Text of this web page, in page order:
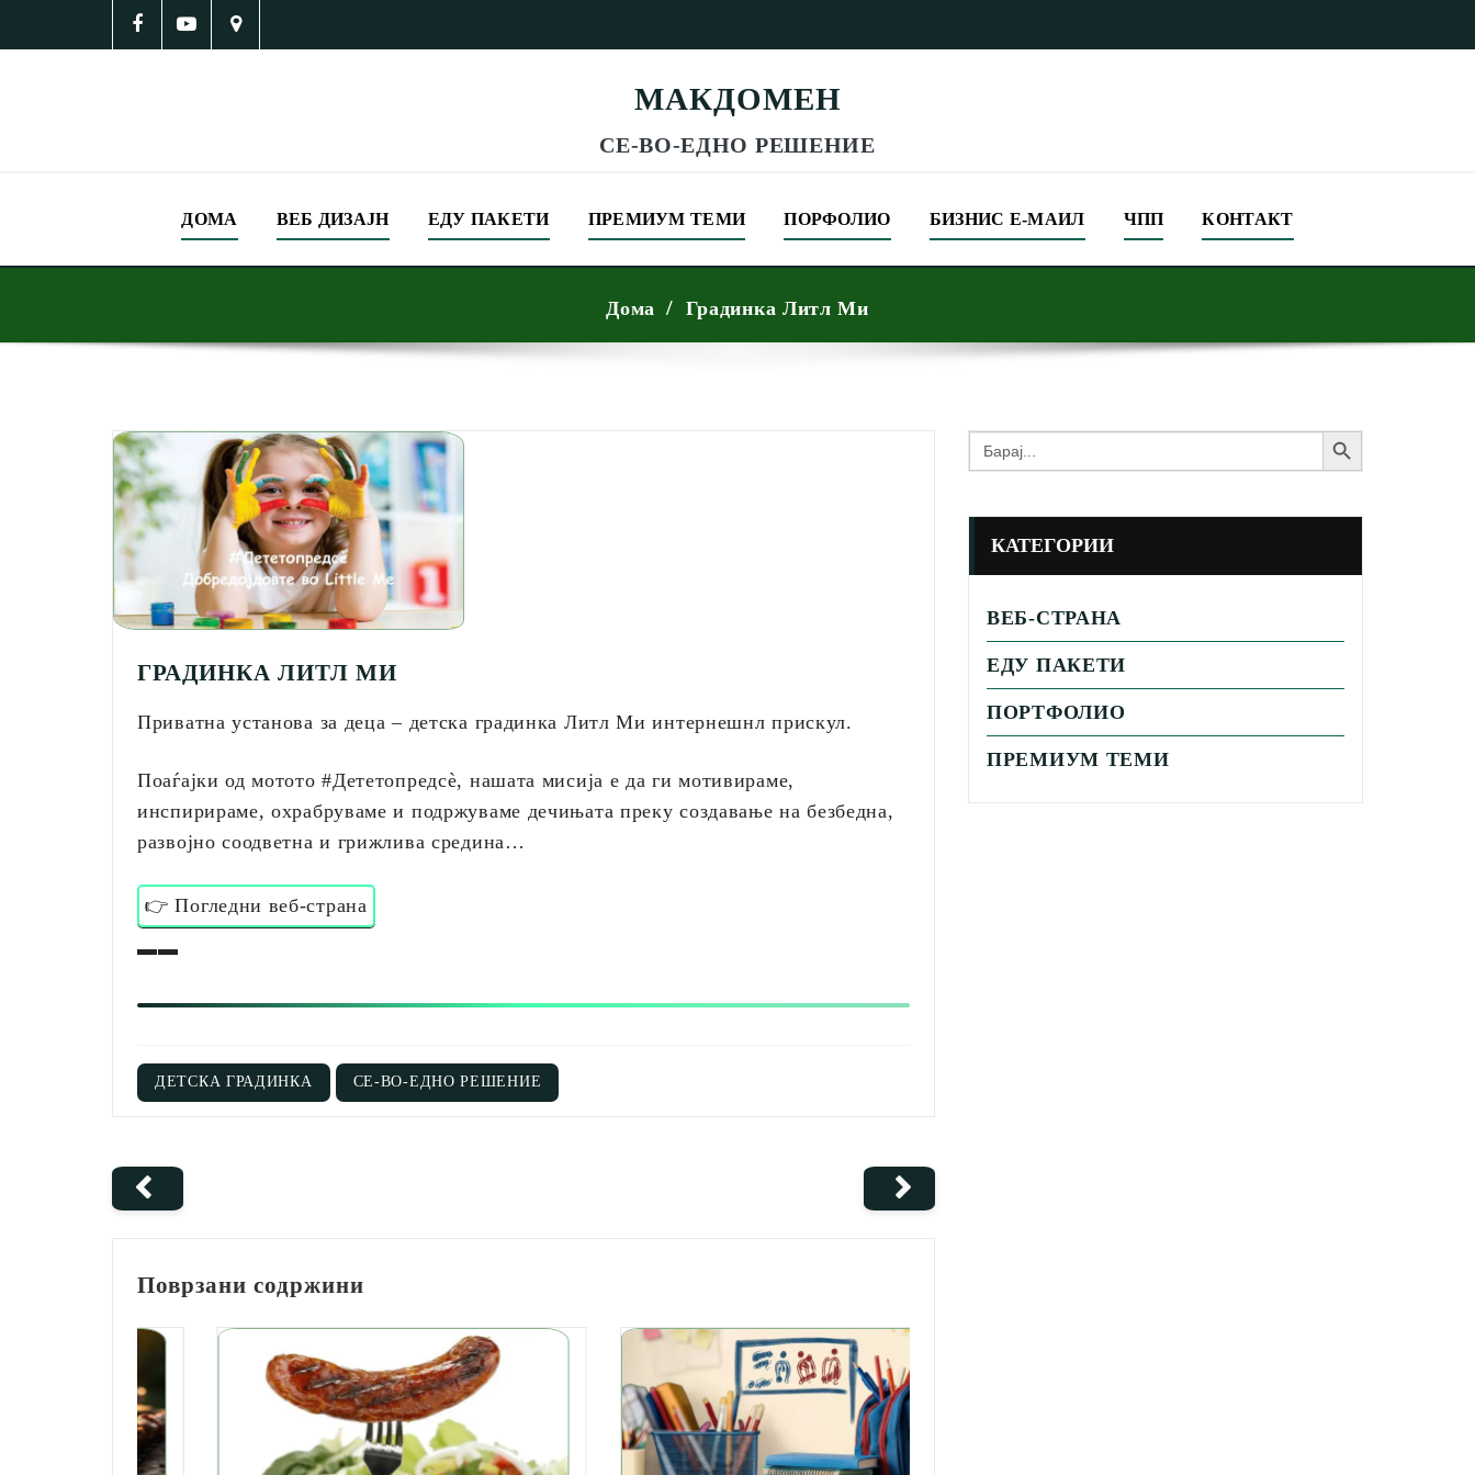
МАКДОМЕН
СЕ-ВО-ЕДНО РЕШЕНИЕ
ДОМА ВЕБ ДИЗАЈН ЕДУ ПАКЕТИ ПРЕМИУМ ТЕМИ ПОРФОЛИО БИЗНИС Е-МАИЛ ЧПП КОНТАКТ
Дома Градинка Литл Ми
ГРАДИНКА ЛИТЛ МИ
Приватна установа за деца – детска градинка Литл Ми интернешнл прискул.
Поаѓајки од мотото #Дететопредсè, нашата мисија е да ги мотивираме,
инспирираме, охрабруваме и подржуваме дечињата преку создавање на безбедна,
развојно соодветна и грижлива средина…
👉 Погледни веб-страна
▬▬
ДЕТСКА ГРАДИНКА СЕ-ВО-ЕДНО РЕШЕНИЕ
Поврзани содржини
Search
for:
Search Button
КАТЕГОРИИ
ВЕБ-СТРАНА
ЕДУ ПАКЕТИ
ПОРТФОЛИО
ПРЕМИУМ ТЕМИ